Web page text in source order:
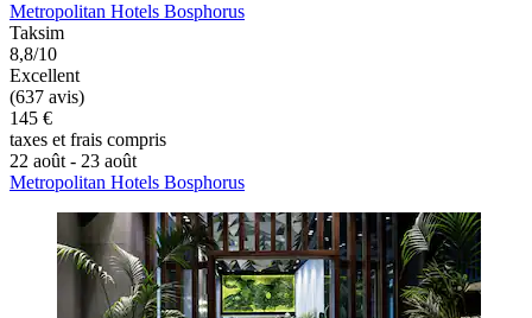
Metropolitan Hotels Bosphorus
Taksim
8,8/10
Excellent
(637 avis)
145 €
taxes et frais compris
22 août - 23 août
Metropolitan Hotels Bosphorus